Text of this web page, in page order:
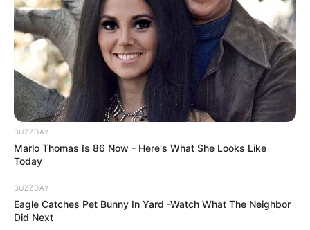
BUZZDAY
Marlo Thomas Is 86 Now - Here's What She Looks Like
Today
BUZZDAY
Eagle Catches Pet Bunny In Yard -Watch What The Neighbor
Did Next